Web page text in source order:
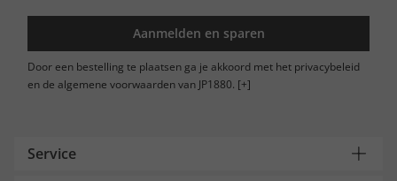
Aanmelden en sparen
Door een bestelling te plaatsen ga je akkoord met het privacybeleid
en de algemene voorwaarden van JP1880. [+]
Service